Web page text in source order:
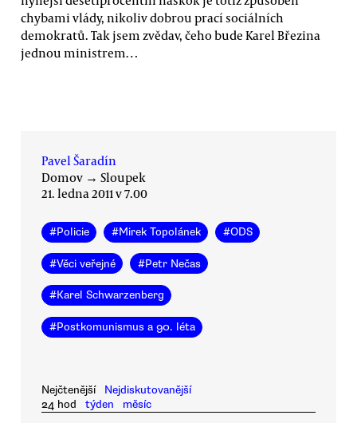
chybami vlády, nikoliv dobrou prací sociálních
demokratů. Tak jsem zvědav, čeho bude Karel Březina
jednou ministrem…
Pavel Šaradín
Domov → Sloupek
21. ledna 2011 v 7.00
#Policie #Mirek Topolánek #ODS
#Věci veřejné #Petr Nečas
#Karel Schwarzenberg
#Postkomunismus a 90. léta
Nejčtenější
Nejdiskutovanější
24 hod
týden měsíc